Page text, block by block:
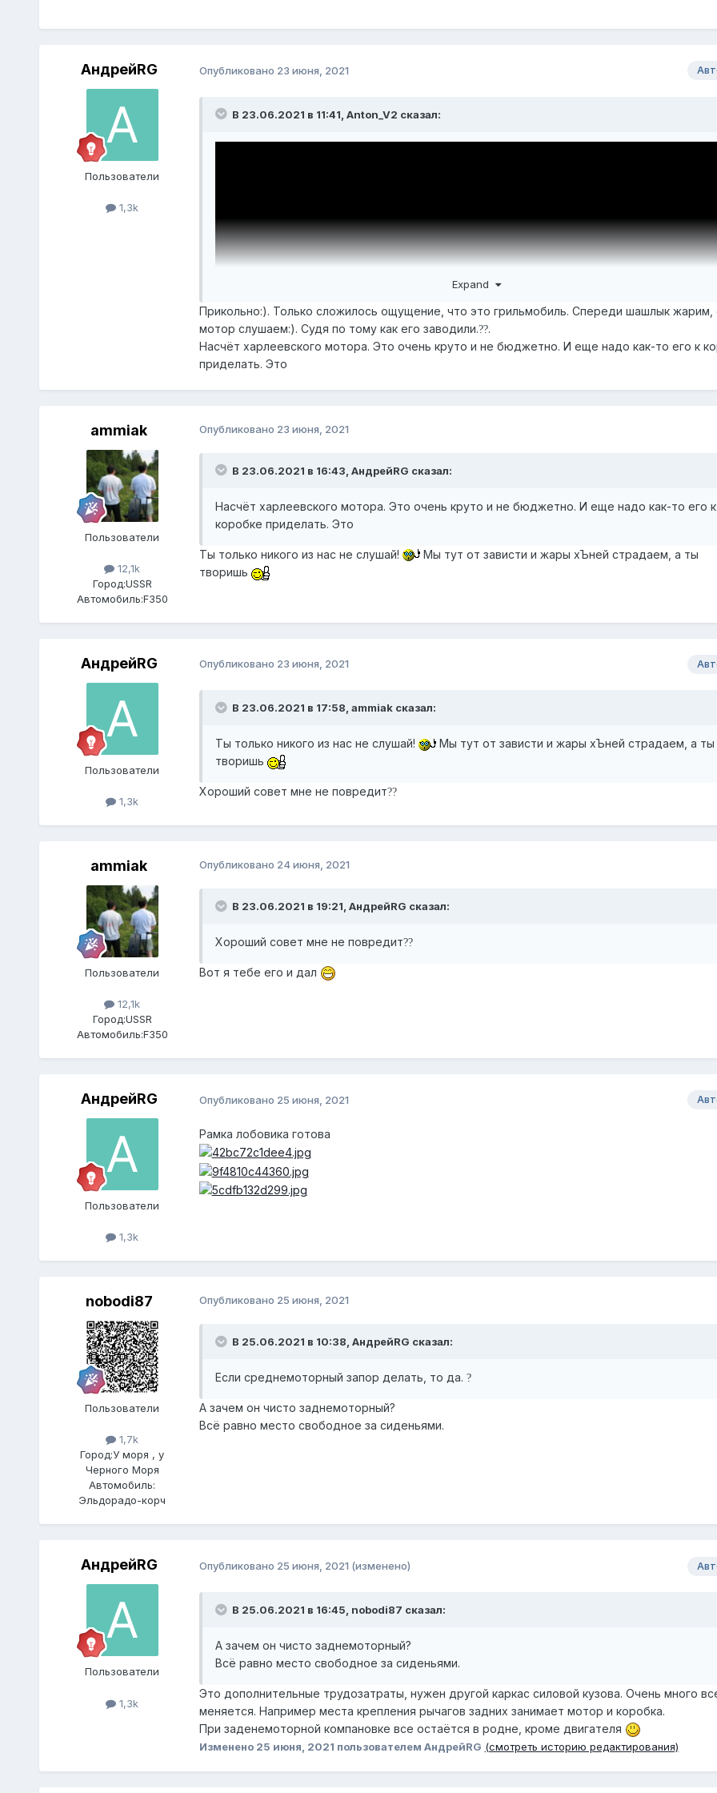
АндрейRG
Пользователи
1,3k
Опубликовано 23 июня, 2021
В 23.06.2021 в 11:41, Anton_V2 сказал:
Expand
Прикольно:). Только сложилось ощущение, что это грильмобиль. Спереди шашлык жарим,
мотор слушаем:). Судя по тому как его заводили.??.
Насчёт харлеевского мотора. Это очень круто и не бюджетно. И еще надо как-то его к
приделать. Это
ammiak
Пользователи
12,1k
Город:USSR
Автомобиль:F350
Опубликовано 23 июня, 2021
В 23.06.2021 в 16:43, АндрейRG сказал:
Насчёт харлеевского мотора. Это очень круто и не бюджетно. И еще надо как-то его к
коробке приделать. Это
Ты только никого из нас не слушай!
Мы тут от зависти и жары хЪней страдаем, а ты
творишь
АндрейRG
Пользователи
1,3k
Опубликовано 23 июня, 2021
В 23.06.2021 в 17:58, ammiakсказал:
Ты только никого из нас не слушай!
Мы тут от зависти и жары хЪней страдаем, а ты
творишь
Хороший совет мне не повредит??
ammiak
Пользователи
12,1k
Город:USSR
Автомобиль:F350
Опубликовано 24 июня, 2021
В 23.06.2021 в 19:21, АндрейRG сказал:
Хороший совет мне не повредит??
Вот я тебе его и дал
АндрейRG
Пользователи
1,3k
Опубликовано 25 июня, 2021
Рамка лобовика готова
nobodi87
Пользователи
1,7k
Город:У моря , у
Черного Моря
Автомобиль:
Эльдорадо-корч
Опубликовано 25 июня, 2021
В 25.06.2021 в 10:38, АндрейRG сказал:
Если среднемоторный запор делать, то да. ?
А зачем он чисто заднемоторный?
Всё равно место свободное за сиденьями.
АндрейRG
Пользователи
1,3k
Опубликовано 25 июня, 2021 (изменено)
В 25.06.2021 в 16:45, nobodi87 сказал:
А зачем он чисто заднемоторный?
Всё равно место свободное за сиденьями.
Это дополнительные трудозатраты, нужен другой каркас силовой кузова. Очень много
меняется. Например места крепления рычагов задних занимает мотор и коробка.
При заденемоторной компановке все остаётся в родне, кроме двигателя
Изменено 25 июня, 2021 пользователем АндрейRG (смотреть историю редактирования)